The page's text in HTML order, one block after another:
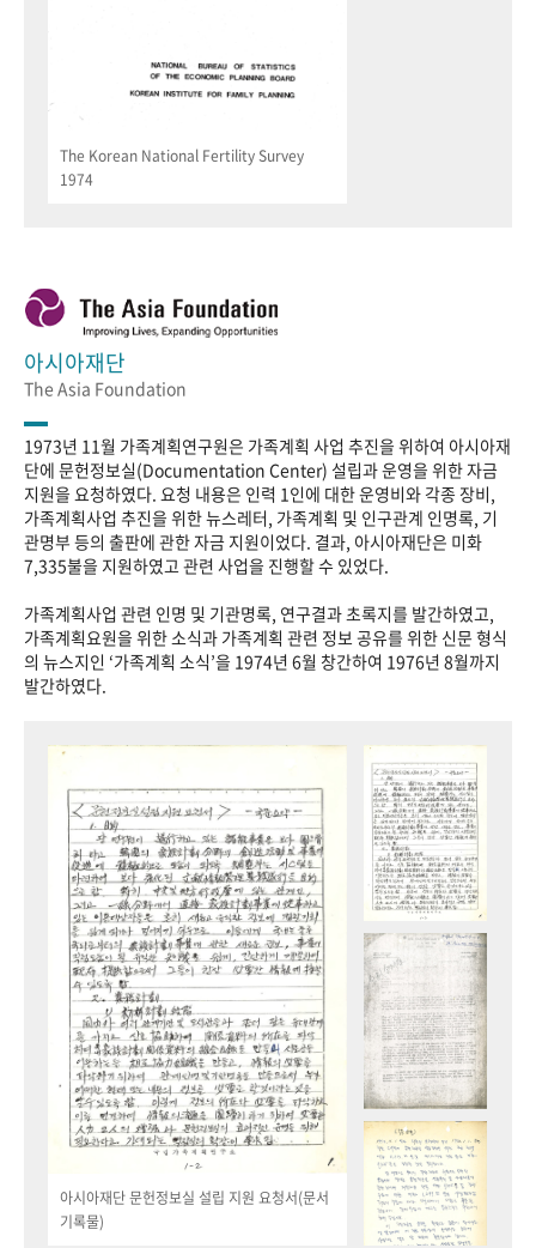
The Korean National Fertility Survey
1974
아시아재단
The Asia Foundation
1973년 11월 가족계획연구원은 가족계획 사업 추진을 위하여 아시아재
단에 문헌정보실(Documentation Center) 설립과 운영을 위한 자금
지원을 요청하였다. 요청 내용은 인력 1인에 대한 운영비와 각종 장비,
가족계획사업 추진을 위한 뉴스레터, 가족계획 및 인구관계 인명록, 기
관명부 등의 출판에 관한 자금 지원이었다. 결과, 아시아재단은 미화
7,335불을 지원하였고 관련 사업을 진행할 수 있었다.
가족계획사업 관련 인명 및 기관명록, 연구결과 초록지를 발간하였고,
가족계획요원을 위한 소식과 가족계획 관련 정보 공유를 위한 신문 형식
의 뉴스지인 ‘가족계획 소식’을 1974년 6월 창간하여 1976년 8월까지
발간하였다.
아시아재단 문헌정보실 설립 지원 요청서(문서
기록물)